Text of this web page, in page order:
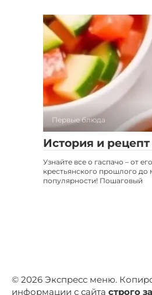
Первые блюда
История и рецепт
Узнайте все о гаспачо – от
крестьянского прошлого до
популярности! Пошаговый
© 2026 Экспресс меню.
информации с сайта строго